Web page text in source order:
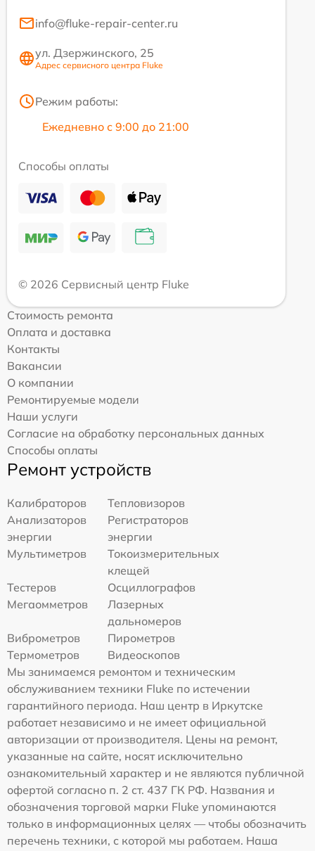
info@fluke-repair-center.ru
ул. Дзержинского, 25
Адрес сервисного центра Fluke
Режим работы:
Ежедневно с 9:00 до 21:00
Способы оплаты
© 2026 Сервисный центр Fluke
Стоимость ремонта
Оплата и доставка
Контакты
Вакансии
О компании
Ремонтируемые модели
Наши услуги
Согласие на обработку персональных данных
Способы оплаты
Ремонт устройств
Калибраторов
Тепловизоров
Анализаторов
энергии
Регистраторов
энергии
Мультиметров
Токоизмерительных
клещей
Тестеров
Осциллографов
Мегаомметров
Лазерных
дальномеров
Виброметров
Пирометров
Термометров
Видеоскопов
Мы занимаемся ремонтом и техническим
обслуживанием техники Fluke по истечении
гарантийного периода. Наш центр в Иркутске
работает независимо и не имеет официальной
авторизации от производителя. Цены на ремонт,
указанные на сайте, носят исключительно
ознакомительный характер и не являются публичной
офертой согласно п. 2 ст. 437 ГК РФ. Названия и
обозначения торговой марки Fluke упоминаются
только в информационных целях — чтобы обозначить
перечень техники, с которой мы работаем. Наша